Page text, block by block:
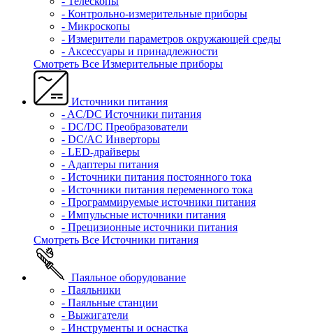
- Контрольно-измерительные приборы
- Микроскопы
- Измерители параметров окружающей среды
- Аксессуары и принадлежности
Смотреть Все Измерительные приборы
Источники питания
- AC/DC Источники питания
- DC/DC Преобразователи
- DC/AC Инверторы
- LED-драйверы
- Адаптеры питания
- Источники питания постоянного тока
- Источники питания переменного тока
- Программируемые источники питания
- Импульсные источники питания
- Прецизионные источники питания
Смотреть Все Источники питания
Паяльное оборудование
- Паяльники
- Паяльные станции
- Выжигатели
- Инструменты и оснастка